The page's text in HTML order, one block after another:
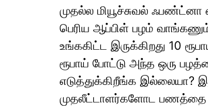
முதல்ல மியூச்சுவல்
பெரிய ஆப்பிள் பழம்
உங்ககிட்ட இருக்கிறது 10
ரூபாய் போட்டு அந்த ஒரு
எடுத்துக்கிறீங்க இல்லையா?
முதலீட்டாளர்களோட பணத்தை